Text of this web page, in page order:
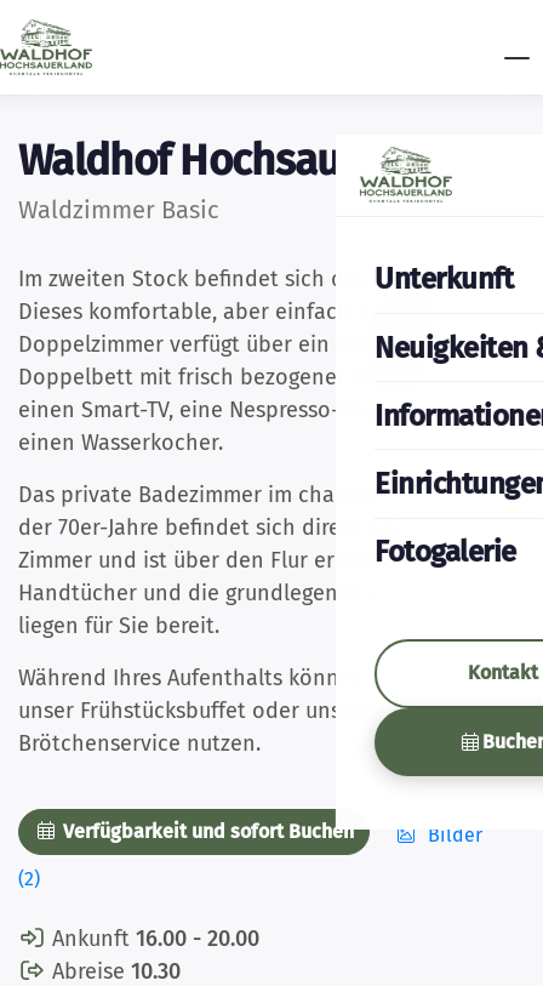
Unterkunft
Neuigkeiten
Fotogalerie
Kontakt
Waldhof Hochsauerland
Waldzimmer Basic
Im zweiten Stock befindet sich das Pilgerzimmer.
Dieses komfortable, aber einfach eingerichtete
Doppelzimmer verfügt über ein bequemes
Doppelbett mit frisch bezogener Bettwäsche,
einen Smart-TV, eine Nespresso-Maschine und
einen Wasserkocher.
Das private Badezimmer im charakteristischen Stil
der 70er-Jahre befindet sich direkt neben dem
Zimmer und ist über den Flur erreichbar.
Handtücher und die grundlegende Ausstattung
liegen für Sie bereit.
Während Ihres Aufenthalts können Sie gerne
unser Frühstücksbuffet oder unseren
Brötchenservice nutzen.
Verfügbarkeit und sofort Buchen
Bilder
(2)
Ankunft 16.00 - 20.00
Abreise 10.30